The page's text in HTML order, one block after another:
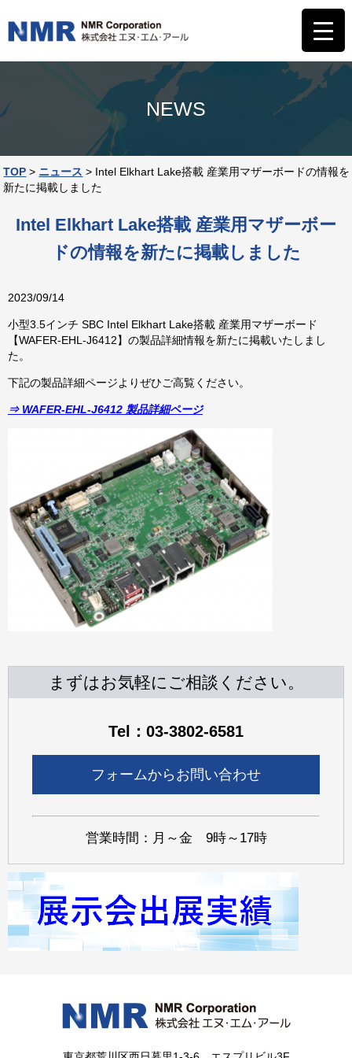
TOP > ニュース > Intel Elkhart Lake搭載 産業用マザーボードの情報を
新たに掲載しました
NEWS
Intel Elkhart Lake搭載 産業用マザーボー
ドの情報を新たに掲載しました
2023/09/14
小型3.5インチ SBC Intel Elkhart Lake搭載 産業用マザーボード
【WAFER-EHL-J6412】の製品詳細情報を新たに掲載いたしまし
た。
下記の製品詳細ページよりぜひご高覧ください。
⇒ WAFER-EHL-J6412 製品詳細ページ
まずはお気軽にご相談ください。
Tel：03-3802-6581
フォームからお問い合わせ
営業時間：月～金 9時～17時